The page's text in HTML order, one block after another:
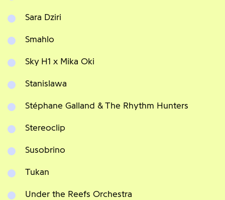
Sara Dziri
Smahlo
Sky H1 x Mika Oki
Stanislawa
Stéphane Galland & The Rhythm Hunters
Stereoclip
Susobrino
Tukan
Under the Reefs Orchestra